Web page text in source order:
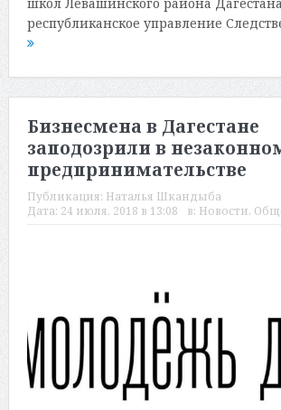
республиканское управление
Бизнесмена в Дагестане
заподозрили в
предпринимательстве
Публикация: Наталья Шкандыба
Дата: 24 июля, 2018 в 13:08 в: Новости,